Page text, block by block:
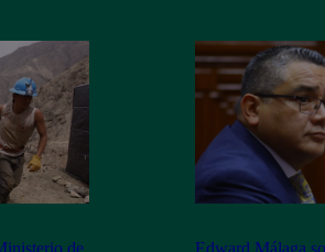
de
Edward Málaga